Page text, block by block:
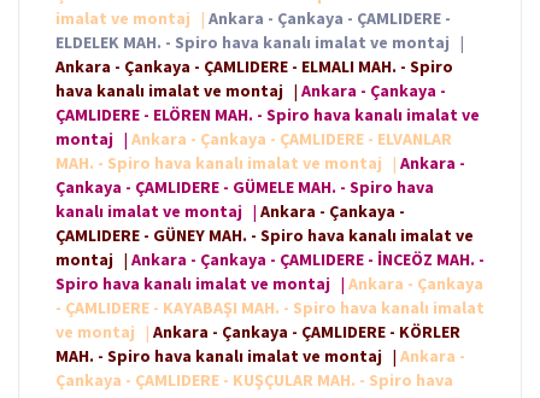
imalat ve montaj
| Ankara - Çankaya - ÇAMLIDERE -
ELDELEK MAH. - Spiro hava kanalı imalat ve montaj |
Ankara - Çankaya - ÇAMLIDERE - ELMALI MAH. - Spiro
hava kanalı imalat ve montaj | Ankara - Çankaya -
ÇAMLIDERE - ELÖREN MAH. - Spiro hava kanalı imalat ve
montaj | Ankara - Çankaya - ÇAMLIDERE - ELVANLAR
MAH. - Spiro hava kanalı imalat ve montaj
| Ankara -
Çankaya - ÇAMLIDERE - GÜMELE MAH. - Spiro hava
kanalı imalat ve montaj | Ankara - Çankaya -
ÇAMLIDERE - GÜNEY MAH. - Spiro hava kanalı imalat ve
montaj | Ankara - Çankaya - ÇAMLIDERE - İNCEÖZ MAH. -
Spiro hava kanalı imalat ve montaj | Ankara - Çankaya
- ÇAMLIDERE - KAYABAŞI MAH. - Spiro hava kanalı imalat
ve montaj
| Ankara - Çankaya - ÇAMLIDERE - KÖRLER
MAH. - Spiro hava kanalı imalat ve montaj | Ankara -
Çankaya - ÇAMLIDERE - KUŞÇULAR MAH. - Spiro hava